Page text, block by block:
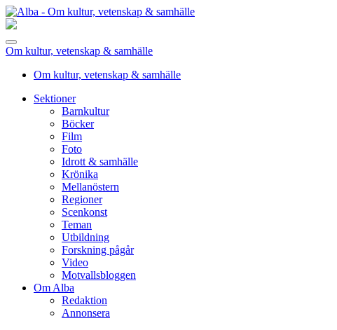
Om kultur, vetenskap & samhälle
Om kultur, vetenskap & samhälle
Sektioner
Barnkultur
Böcker
Film
Foto
Idrott & samhälle
Krönika
Mellanöstern
Regioner
Scenkonst
Teman
Utbildning
Forskning pågår
Video
Motvallsbloggen
Om Alba
Redaktion
Annonsera